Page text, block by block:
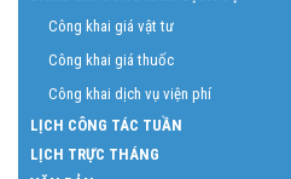
Công khai giá vật tư
Công khai giá thuốc
Công khai dịch vụ viện phí
LỊCH CÔNG TÁC TUẦN
LỊCH TRỰC THÁNG